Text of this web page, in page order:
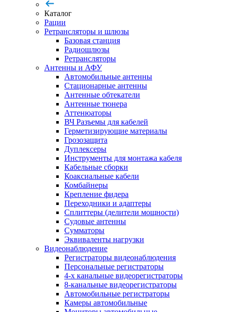
Каталог
Рации
Ретрансляторы и шлюзы
Базовая станция
Радиошлюзы
Ретрансляторы
Антенны и АФУ
Автомобильные антенны
Стационарные антенны
Антенные обтекатели
Антенные тюнера
Аттенюаторы
ВЧ Разъемы для кабелей
Герметизирующие материалы
Грозозащита
Дуплексеры
Инструменты для монтажа кабеля
Кабельные сборки
Коаксиальные кабели
Комбайнеры
Крепление фидера
Переходники и адаптеры
Сплиттеры (делители мощности)
Судовые антенны
Сумматоры
Эквиваленты нагрузки
Видеонаблюдение
Регистраторы видеонаблюдения
Персональные регистраторы
4-х канальные видеорегистраторы
8-канальные видеорегистраторы
Автомобильные регистраторы
Камеры автомобильные